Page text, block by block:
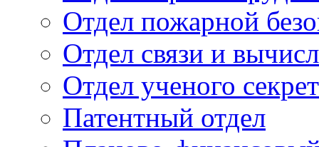
Отдел пожарной
Отдел связи и
Отдел ученого
Патентный отдел